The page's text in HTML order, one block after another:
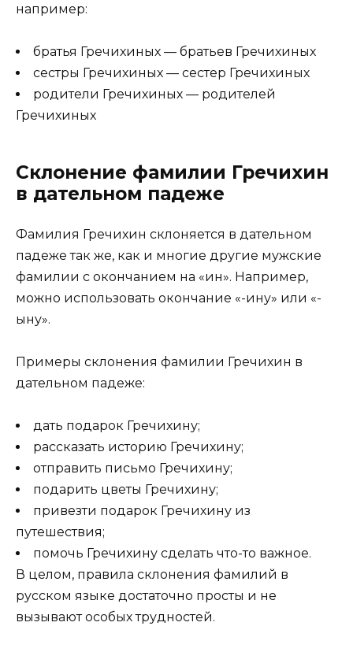
например:
братья Гречихиных — братьев Гречихиных
сестры Гречихиных — сестер Гречихиных
родители Гречихиных — родителей
Гречихиных
Склонение фамилии Гречихин
в дательном падеже
Фамилия Гречихин склоняется в дательном
падеже так же, как и многие другие мужские
фамилии с окончанием на «ин». Например,
можно использовать окончание «-ину» или «-
ыну».
Примеры склонения фамилии Гречихин в
дательном падеже:
дать подарок Гречихину;
рассказать историю Гречихину;
отправить письмо Гречихину;
подарить цветы Гречихину;
привезти подарок Гречихину из
путешествия;
помочь Гречихину сделать что-то важное.
В целом, правила склонения фамилий в
русском языке достаточно просты и не
вызывают особых трудностей.